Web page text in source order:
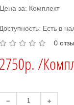
Цена за: Комплект
Доступность: Есть в
0
2750р. /